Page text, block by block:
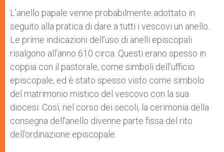
L’anello papale venne probabilmente adottato in
seguito alla pratica di dare a tutti i vescovi un anello.
Le prime indicazioni dell’uso di anelli episcopali
risalgono all’anno 610 circa. Questi erano spesso in
coppia con il pastorale, come simboli dell’ufficio
episcopale, ed è stato spesso visto come simbolo
del matrimonio mistico del vescovo con la sua
diocesi. Così, nel corso dei secoli, la cerimonia della
consegna dell’anello divenne parte fissa del rito
dell’ordinazione episcopale.